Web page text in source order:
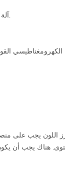
②. ال ccd آلة فارز الألوان يجب في غرفة منفصلة معزولة (يوصى بتكييف الهواء) ، و يجب غير مثبتة في درجات حرارة منخفضة ، درجات حرارة عالية ، رطوبة أماكن مغبرة.
هناك يجب أن يكون